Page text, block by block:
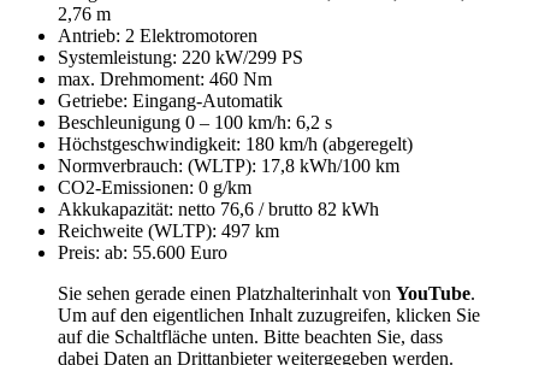
2,76 m
Antrieb: 2 Elektromotoren
Systemleistung: 220 kW/299 PS
max. Drehmoment: 460 Nm
Getriebe: Eingang-Automatik
Beschleunigung 0 – 100 km/h: 6,2 s
Höchstgeschwindigkeit: 180 km/h (abgeregelt)
Normverbrauch: (WLTP): 17,8 kWh/100 km
CO2-Emissionen: 0 g/km
Akkukapazität: netto 76,6 / brutto 82 kWh
Reichweite (WLTP): 497 km
Preis: ab: 55.600 Euro
Sie sehen gerade einen Platzhalterinhalt von YouTube.
Um auf den eigentlichen Inhalt zuzugreifen, klicken Sie
auf die Schaltfläche unten. Bitte beachten Sie, dass
dabei Daten an Drittanbieter weitergegeben werden.